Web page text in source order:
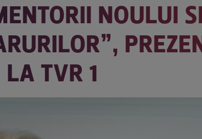
NOULUI
TVR 1